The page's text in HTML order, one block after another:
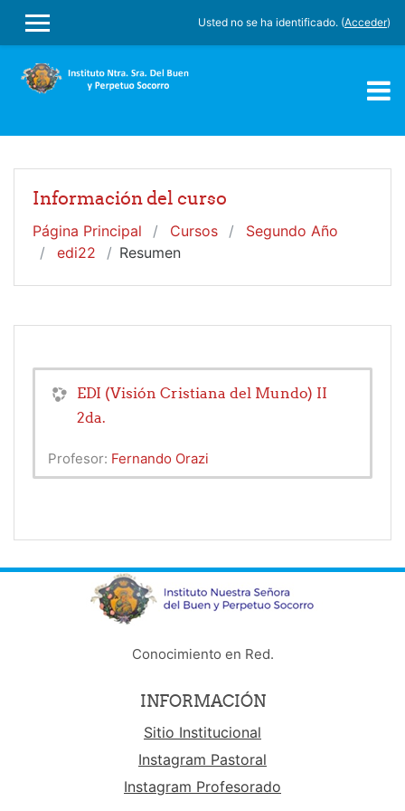
PANEL LATERAL
Usted no se ha identificado. (Acceder)
Información del curso
Página Principal Cursos
Segundo Año
edi22
Resumen
EDI (Visión Cristiana del Mundo) II
2da.
Profesor: Fernando Orazi
Conocimiento en Red.
INFORMACIÓN
Sitio Institucional
Instagram Pastoral
Instagram Profesorado